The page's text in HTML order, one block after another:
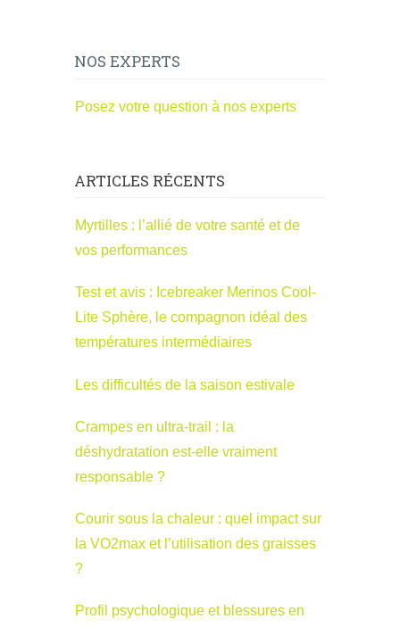
NOS EXPERTS
Posez votre question à nos experts
ARTICLES RÉCENTS
Myrtilles : l’allié de votre santé et de
vos performances
Test et avis : Icebreaker Merinos Cool-
Lite Sphère, le compagnon idéal des
températures intermédiaires
Les difficultés de la saison estivale
Crampes en ultra-trail : la
déshydratation est-elle vraiment
responsable ?
Courir sous la chaleur : quel impact sur
la VO2max et l’utilisation des graisses
?
Profil psychologique et blessures en